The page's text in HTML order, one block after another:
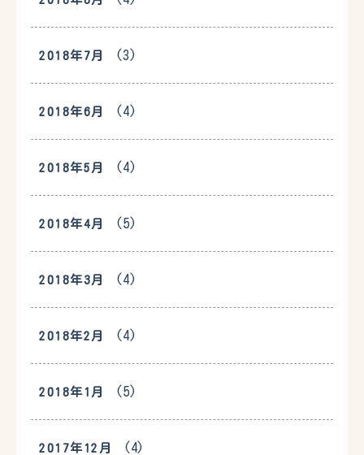
2018年7月 (3)
2018年6月 (4)
2018年5月 (4)
2018年4月 (5)
2018年3月 (4)
2018年2月 (4)
2018年1月 (5)
2017年12月 (4)